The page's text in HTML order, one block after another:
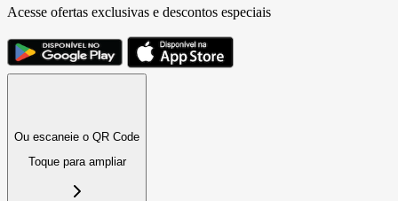
Acesse ofertas exclusivas e descontos especiais
Ou escaneie o QR Code
Toque para ampliar